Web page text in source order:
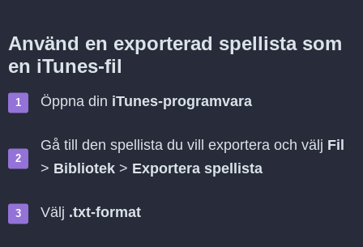
Använd en exporterad spellista som
en iTunes-fil
Öppna din iTunes-programvara
Gå till den spellista du vill exportera och välj Fil
> Bibliotek > Exportera spellista
Välj .txt-format